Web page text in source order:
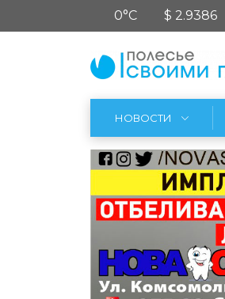
0°C $ 2.9386
НОВОСТИ